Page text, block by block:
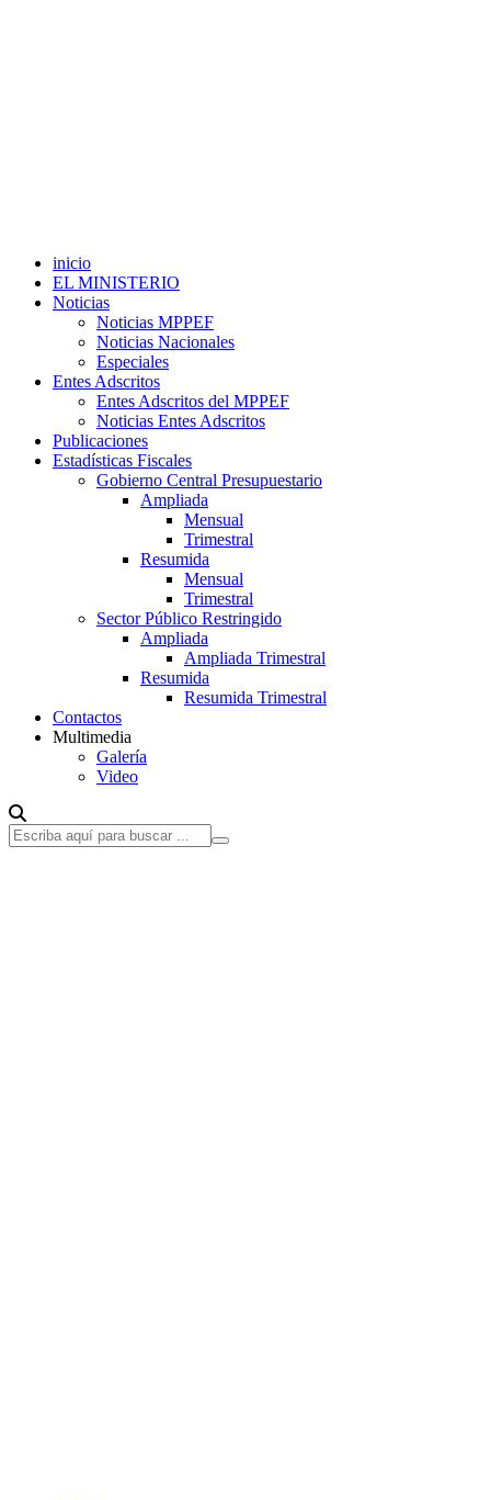
inicio
EL MINISTERIO
Noticias
Noticias MPPEF
Noticias Nacionales
Especiales
Entes Adscritos
Entes Adscritos del MPPEF
Noticias Entes Adscritos
Publicaciones
Estadísticas Fiscales
Gobierno Central Presupuestario
Ampliada
Mensual
Trimestral
Resumida
Mensual
Trimestral
Sector Público Restringido
Ampliada
Ampliada Trimestral
Resumida
Resumida Trimestral
Contactos
Multimedia
Galería
Video